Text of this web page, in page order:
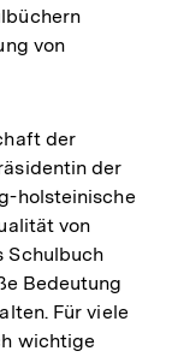
von
der
der
holsteinische
von
Schulbuch
Bedeutung
Für viele
wichtige